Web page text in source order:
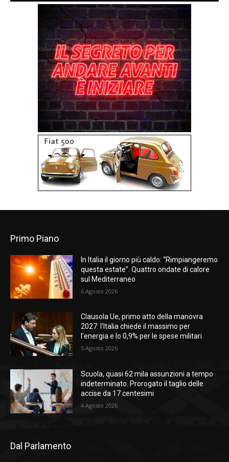
Primo Piano
In Italia il giorno più caldo: “Rimpiangeremo
questa estate”. Quattro ondate di calore
sul Mediterraneo
6 Agosto 2026
Clausola Ue, primo atto della manovra
2027: l’Italia chiede il massimo per
l’energia e lo 0,9% per le spese militari
5 Agosto 2026
Scuola, quasi 62 mila assunzioni a tempo
indeterminato. Prorogato il taglio delle
accise da 17 centesimi
4 Agosto 2026
Dal Parlamento